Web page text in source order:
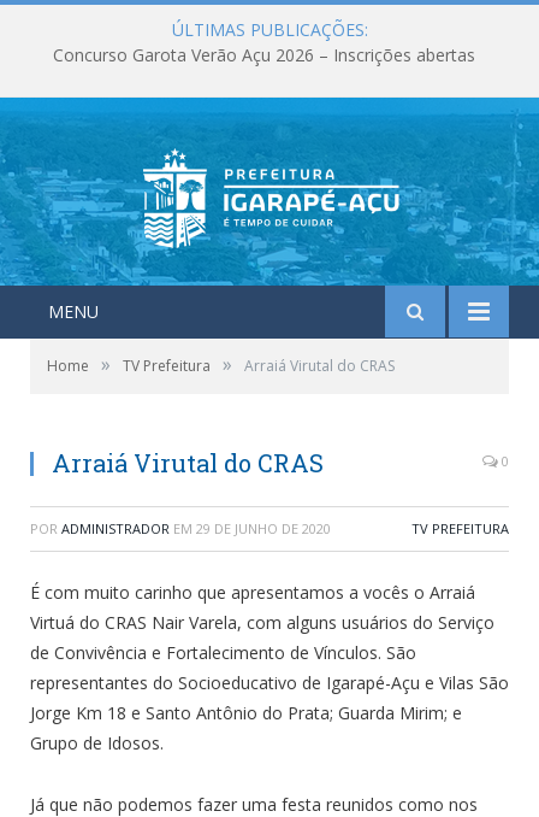
ÚLTIMAS PUBLICAÇÕES:
Concurso Garota Verão Açu 2026 – Inscrições abertas
MENU
Home » TV Prefeitura » Arraiá Virutal do CRAS
Arraiá Virutal do CRAS 0
POR ADMINISTRADOR EM 29 DE JUNHO DE 2020 TV PREFEITURA
É com muito carinho que apresentamos a vocês o Arraiá
Virtuá do CRAS Nair Varela, com alguns usuários do Serviço
de Convivência e Fortalecimento de Vínculos. São
representantes do Socioeducativo de Igarapé-Açu e Vilas São
Jorge Km 18 e Santo Antônio do Prata; Guarda Mirim; e
Grupo de Idosos.
Já que não podemos fazer uma festa reunidos como nos